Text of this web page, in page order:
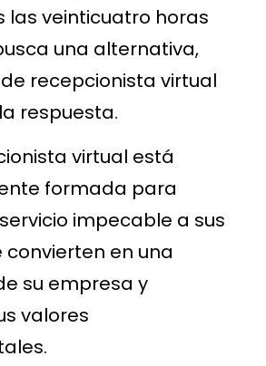
las veinticuatro horas
una alternativa,
recepcionista virtual
respuesta.
virtual está
formada para
impecable a sus
convierten en una
su empresa y
valores